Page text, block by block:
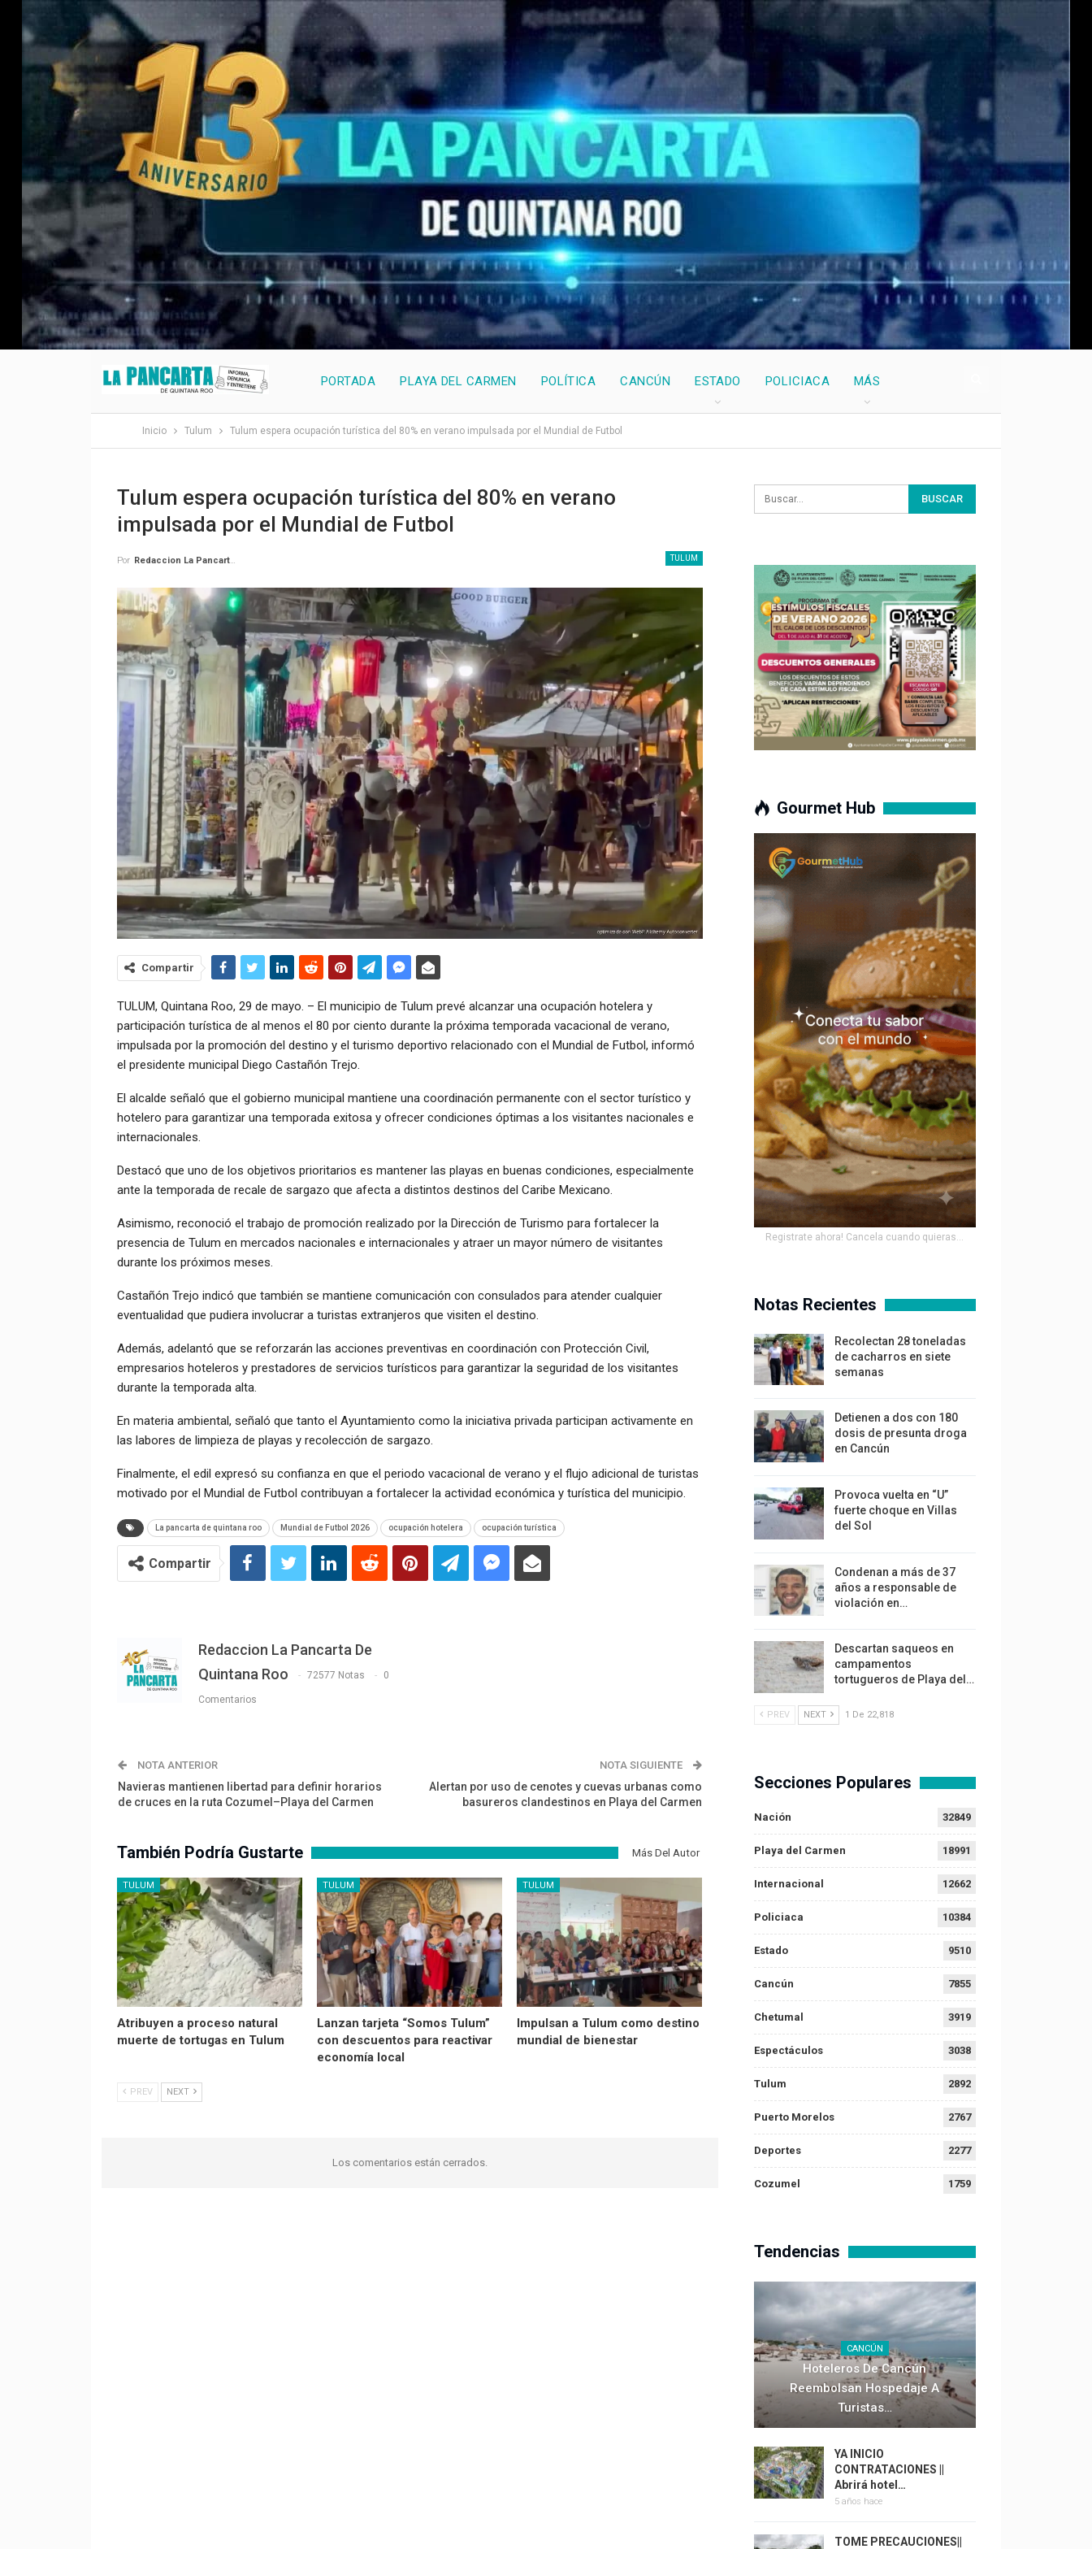
PORTADA PLAYA DEL CARMEN POLÍTICA CANCÚN ESTADO POLICIACA MÁS
Inicio Tulum Tulum espera ocupación turística del 80% en verano impulsada por el Mundial de Futbol
Tulum espera ocupación turística del 80% en verano
impulsada por el Mundial de Futbol
TULUM
Por Redaccion La Pancarta De Quintana Roo
Compartir
TULUM, Quintana Roo, 29 de mayo. – El municipio de Tulum prevé alcanzar una ocupación hotelera y
participación turística de al menos el 80 por ciento durante la próxima temporada vacacional de verano,
impulsada por la promoción del destino y el turismo deportivo relacionado con el Mundial de Futbol, informó
el presidente municipal Diego Castañón Trejo.
El alcalde señaló que el gobierno municipal mantiene una coordinación permanente con el sector turístico y
hotelero para garantizar una temporada exitosa y ofrecer condiciones óptimas a los visitantes nacionales e
internacionales.
Destacó que uno de los objetivos prioritarios es mantener las playas en buenas condiciones, especialmente
ante la temporada de recale de sargazo que afecta a distintos destinos del Caribe Mexicano.
Asimismo, reconoció el trabajo de promoción realizado por la Dirección de Turismo para fortalecer la
presencia de Tulum en mercados nacionales e internacionales y atraer un mayor número de visitantes
durante los próximos meses.
Castañón Trejo indicó que también se mantiene comunicación con consulados para atender cualquier
eventualidad que pudiera involucrar a turistas extranjeros que visiten el destino.
Además, adelantó que se reforzarán las acciones preventivas en coordinación con Protección Civil,
empresarios hoteleros y prestadores de servicios turísticos para garantizar la seguridad de los visitantes
durante la temporada alta.
En materia ambiental, señaló que tanto el Ayuntamiento como la iniciativa privada participan activamente en
las labores de limpieza de playas y recolección de sargazo.
Finalmente, el edil expresó su confianza en que el periodo vacacional de verano y el flujo adicional de turistas
motivado por el Mundial de Futbol contribuyan a fortalecer la actividad económica y turística del municipio.
La pancarta de quintana roo Mundial de Futbol 2026 ocupación hotelera ocupación turística
Compartir
Redaccion La Pancarta De
Quintana Roo
72577 Notas 0
Comentarios
NOTA ANTERIOR
Navieras mantienen libertad para definir horarios
de cruces en la ruta Cozumel–Playa del Carmen
NOTA SIGUIENTE
Alertan por uso de cenotes y cuevas urbanas como
basureros clandestinos en Playa del Carmen
También Podría Gustarte Más Del Autor
TULUM
Atribuyen a proceso natural
muerte de tortugas en Tulum
TULUM
Lanzan tarjeta “Somos Tulum”
con descuentos para reactivar
economía local
TULUM
Impulsan a Tulum como destino
mundial de bienestar
PREV NEXT
Los comentarios están cerrados.
Gourmet Hub
Registrate ahora! Cancela cuando quieras...
Notas Recientes
Recolectan 28 toneladas
de cacharros en siete
semanas
Detienen a dos con 180
dosis de presunta droga
en Cancún
Provoca vuelta en “U”
fuerte choque en Villas
del Sol
Condenan a más de 37
años a responsable de
violación en…
Descartan saqueos en
campamentos
tortugueros de Playa del…
PREV NEXT 1 De 22,818
Secciones Populares
Nación 32849
Playa del Carmen 18991
Internacional 12662
Policiaca 10384
Estado 9510
Cancún 7855
Chetumal 3919
Espectáculos 3038
Tulum 2892
Puerto Morelos 2767
Deportes 2277
Cozumel 1759
Tendencias
CANCÚN
Hoteleros De Cancún
Reembolsan Hospedaje A
Turistas…
YA INICIO
CONTRATACIONES ||
Abrirá hotel…
5 años hace
TOME PRECAUCIONES||